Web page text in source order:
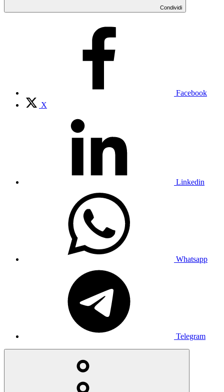
Condividi
Facebook
X
Linkedin
Whatsapp
Telegram